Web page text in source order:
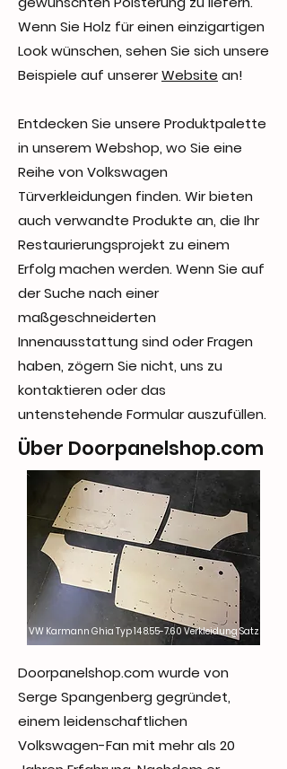
Wenn Sie Holz für einen einzigartigen
Look wünschen, sehen Sie sich unsere
Beispiele auf unsererWebsite an!
Entdecken Sie unsere Produktpalette
in unserem Webshop, wo Sie eine
Reihe von Volkswagen
Türverkleidungen finden. Wir bieten
auch verwandte Produkte an, die Ihr
Restaurierungsprojekt zu einem
Erfolg machen werden. Wenn Sie auf
der Suche nach einer
maßgeschneiderten
Innenausstattung sind oder Fragen
haben, zögern Sie nicht, uns zu
kontaktieren oder das
untenstehende Formular auszufüllen.
Über Doorpanelshop.com
VW Karmann Ghia Typ14 8.55-7.60 Verkleidung Satz
Doorpanelshop.com wurde von
Serge Spangenberg gegründet,
einem leidenschaftlichen
Volkswagen-Fan mit mehr als 20